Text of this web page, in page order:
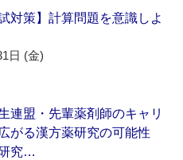
対策】計算問題を意識しよ
日 (金)
連盟・先輩薬剤師のキャリ
がる漢方薬研究の可能性
究…